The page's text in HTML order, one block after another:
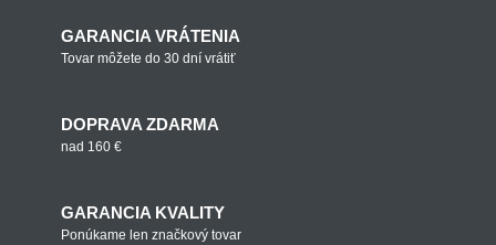
GARANCIA VRÁTENIA
Tovar môžete do 30 dní vrátiť
DOPRAVA ZDARMA
nad 160 €
GARANCIA KVALITY
Ponúkame len značkový tovar